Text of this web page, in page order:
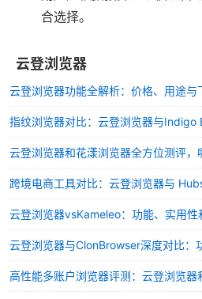
合选择。
云登浏览器
云登浏览器功能全解析：价格、用途与
指纹浏览器对比：云登浏览器与Indigo
云登浏览器和花漾浏览器全方位测评，
跨境电商工具对比：云登浏览器与
云登浏览器vsKameleo：功能、实用性
高性能多账户浏览器评测：云登浏览